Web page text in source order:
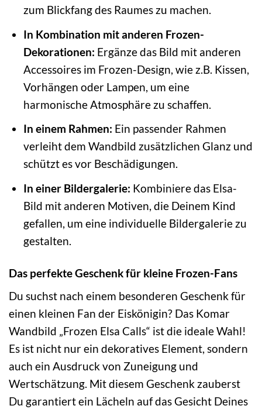
zum Blickfang des Raumes zu machen.
In Kombination mit anderen Frozen-
Dekorationen: Ergänze das Bild mit anderen
Accessoires im Frozen-Design, wie z.B. Kissen,
Vorhängen oder Lampen, um eine
harmonische Atmosphäre zu schaffen.
In einem Rahmen: Ein passender Rahmen
verleiht dem Wandbild zusätzlichen Glanz und
schützt es vor Beschädigungen.
In einer Bildergalerie: Kombiniere das Elsa-
Bild mit anderen Motiven, die Deinem Kind
gefallen, um eine individuelle Bildergalerie zu
gestalten.
Das perfekte Geschenk für kleine Frozen-Fans
Du suchst nach einem besonderen Geschenk für
einen kleinen Fan der Eiskönigin? Das Komar
Wandbild „Frozen Elsa Calls“ ist die ideale Wahl!
Es ist nicht nur ein dekoratives Element, sondern
auch ein Ausdruck von Zuneigung und
Wertschätzung. Mit diesem Geschenk zauberst
Du garantiert ein Lächeln auf das Gesicht Deines